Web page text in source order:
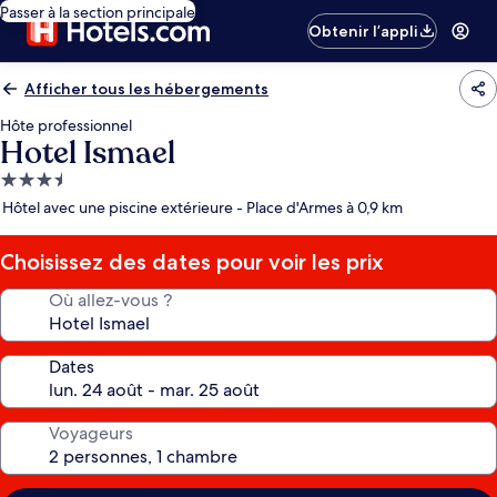
Passer à la section principale
Obtenir l’appli
Afficher tous les hébergements
Hôte professionnel
Hotel Ismael
Hébergement
3.5 étoiles
Hôtel avec une piscine extérieure - Place d'Armes à 0,9 km
Choisissez des dates pour voir les prix
Où allez-vous ?
Dates
Voyageurs